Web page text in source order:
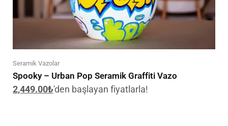
Seramik Vazolar
Spooky – Urban Pop Seramik Graffiti Vazo
2,449.00₺'den başlayan fiyatlarla!